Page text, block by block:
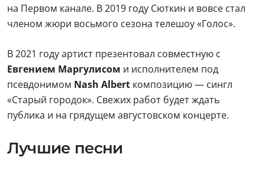
на Первом канале. В 2019 году Сюткин и вовсе стал
членом жюри восьмого сезона телешоу «Голос».
В 2021 году артист презентовал совместную с
Евгением Маргулисом и исполнителем под
псевдонимом Nash Albert композицию — сингл
«Старый городок». Свежих работ будет ждать
публика и на грядущем августовском концерте.
Лучшие песни